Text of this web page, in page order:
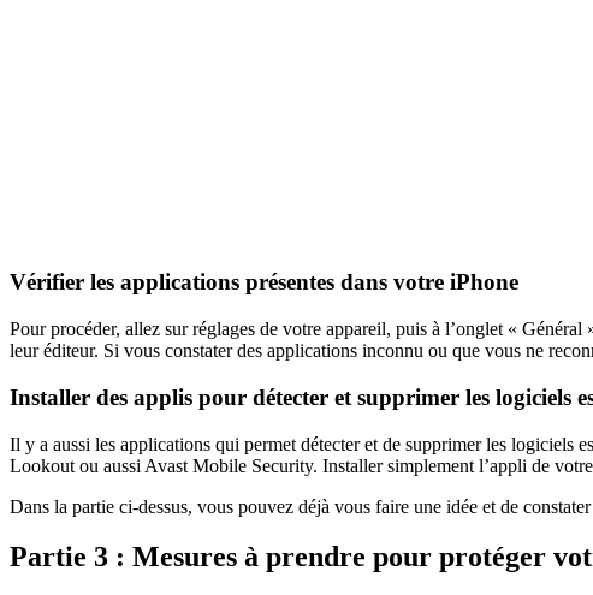
Vérifier les applications présentes dans votre iPhone
Pour procéder, allez sur réglages de votre appareil, puis à l’onglet «
leur éditeur. Si vous constater des applications inconnu ou que vous ne
Installer des applis pour détecter et supprimer les logiciels
Il y a aussi les applications qui permet détecter et de supprimer les logiciels
Lookout ou aussi Avast Mobile Security. Installer simplement l’appli de
Dans la partie ci-dessus, vous pouvez déjà vous faire une idée et de
Partie 3 : Mesures à prendre pour protéger